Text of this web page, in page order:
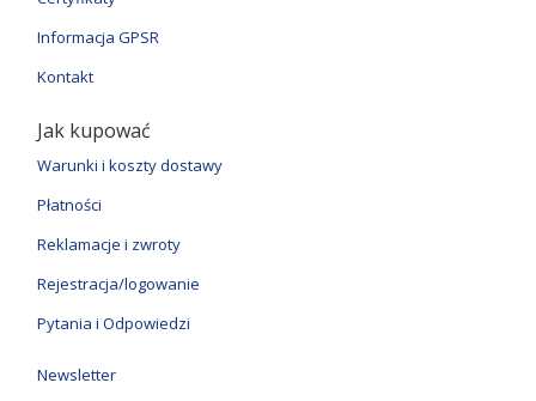
Informacja GPSR
Kontakt
Jak kupować
Warunki i koszty dostawy
Płatności
Reklamacje i zwroty
Rejestracja/logowanie
Pytania i Odpowiedzi
Newsletter